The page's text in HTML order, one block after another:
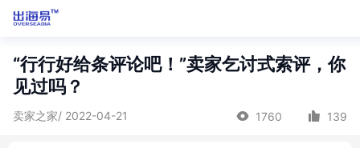
“行行好给条评论吧！”卖家乞讨式索评，你
见过吗？
卖家之家/ 2022-04-21 1760 139